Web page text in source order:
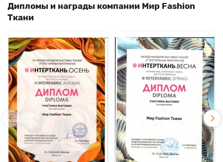
Дипломы и награды компании Мир Fashion
Ткани